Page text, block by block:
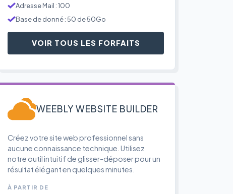
Adresse Mail : 100
Base de donné : 50 de 50Go
VOIR TOUS LES FORFAITS
WEEBLY WEBSITE BUILDER
Créez votre site web professionnel sans
aucune connaissance technique. Utilisez
notre outil intuitif de glisser-déposer pour un
résultat élégant en quelques minutes.
À PARTIR DE